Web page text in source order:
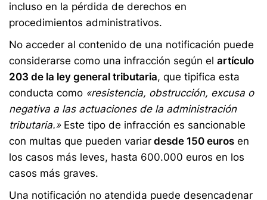
incluso en la pérdida de derechos en
procedimientos administrativos.
No acceder al contenido de una notificación puede
considerarse como una infracción según el artículo
203 de la ley general tributaria, que tipifica esta
conducta como «resistencia, obstrucción, excusa o
negativa a las actuaciones de la administración
tributaria.» Este tipo de infracción es sancionable
con multas que pueden variar desde 150 euros en
los casos más leves, hasta 600.000 euros en los
casos más graves.
Una notificación no atendida puede desencadenar